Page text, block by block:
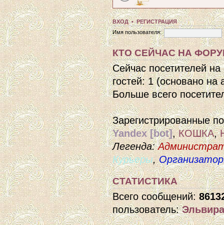
ВХОД•РЕГИСТРАЦИЯ
Имя пользователя:
КТО СЕЙЧАС НА
Сейчас посетителей
гостей: 1 (основано на
Больше всего
Зарегистрированные
Yandex [bot],КОШКА,
Легенда:
Курьеры,
СТАТИСТИКА
Всего сообщений:
пользователь: